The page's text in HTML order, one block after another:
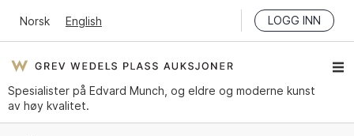
Norsk English LOGG INN
Spesialister på Edvard Munch, og eldre og moderne kunst
av høy kvalitet.